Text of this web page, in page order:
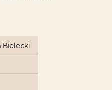
Bielecki